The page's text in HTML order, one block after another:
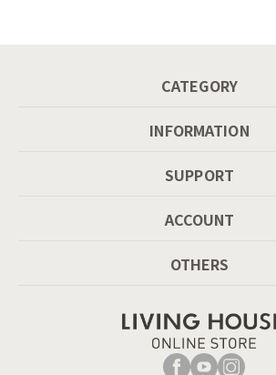
CATEGORY
INFORMATION
SUPPORT
ACCOUNT
OTHERS